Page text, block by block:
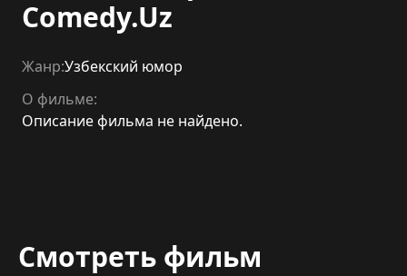
Comedy.Uz
Жанр:Узбекский юмор
О фильме:
Описание фильма не найдено.
Смотреть фильм